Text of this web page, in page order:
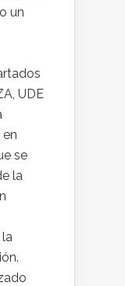
un
UDE
se
la
la